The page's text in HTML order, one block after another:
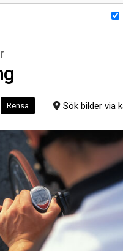
Rensa Sök bilder via